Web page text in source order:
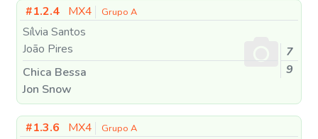
#1.2.4 MX4 Grupo A
Sílvia Santos
João Pires
Chica Bessa
Jon Snow
7
9
#1.3.6 MX4 Grupo A